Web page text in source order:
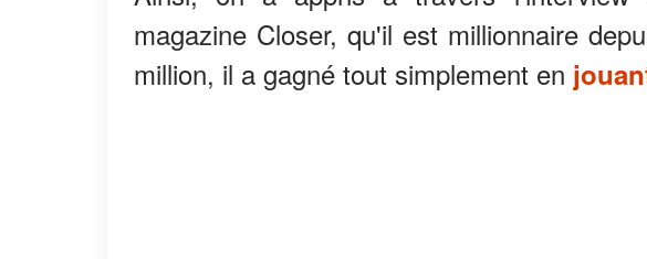
magazine Closer, qu'il est millionnaire
million, il a gagné tout simplement en